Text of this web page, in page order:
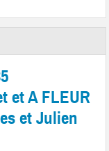
et A FLEUR
et Julien